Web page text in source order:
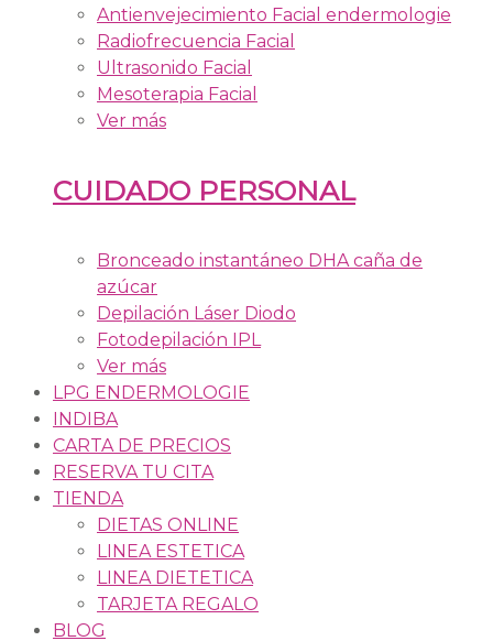
Antienvejecimiento Facial endermologie
Radiofrecuencia Facial
Ultrasonido Facial
Mesoterapia Facial
Ver más
CUIDADO PERSONAL
Bronceado instantáneo DHA caña de
azúcar
Depilación Láser Diodo
Fotodepilación IPL
Ver más
LPG ENDERMOLOGIE
INDIBA
CARTA DE PRECIOS
RESERVA TU CITA
TIENDA
DIETAS ONLINE
LINEA ESTETICA
LINEA DIETETICA
TARJETA REGALO
BLOG